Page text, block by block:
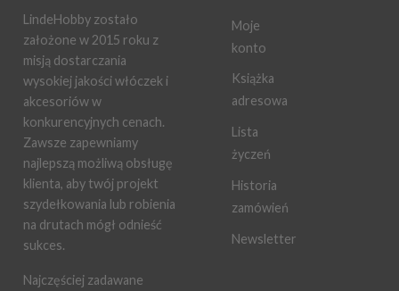
LindeHobby zostało
założone w 2015 roku z
misją dostarczania
wysokiej jakości włóczek i
akcesoriów w
konkurencyjnych cenach.
Zawsze zapewniamy
najlepszą możliwą obsługę
klienta, aby twój projekt
szydełkowania lub robienia
na drutach mógł odnieść
sukces.
Najczęściej zadawane
Moje
konto
Książka
adresowa
Lista
życzeń
Historia
zamówień
Newsletter